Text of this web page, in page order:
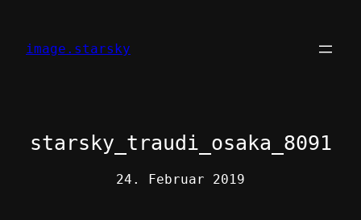
springen
image.starsky
starsky_traudi_osaka_8091
24. Februar 2019